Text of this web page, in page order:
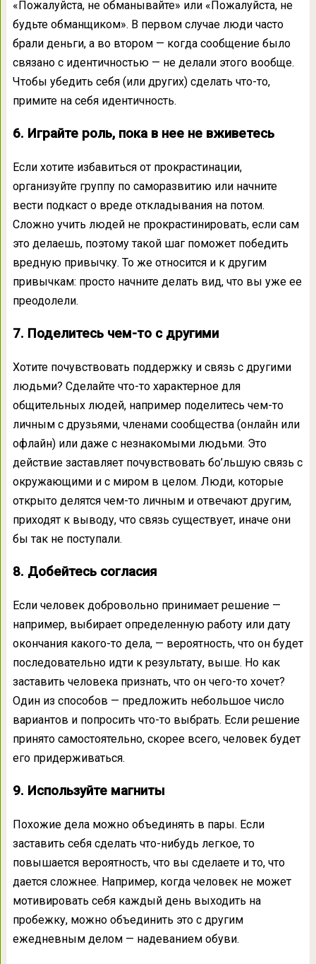
«Пожалуйста, не обманывайте» или «Пожалуйста, не
будьте обманщиком». В первом случае люди часто
брали деньги, а во втором — когда сообщение было
связано с идентичностью — не делали этого вообще.
Чтобы убедить себя (или других) сделать что-то,
примите на себя идентичность.
6. Играйте роль, пока в нее не вживетесь
Если хотите избавиться от прокрастинации,
организуйте группу по саморазвитию или начните
вести подкаст о вреде откладывания на потом.
Сложно учить людей не прокрастинировать, если сам
это делаешь, поэтому такой шаг поможет победить
вредную привычку. То же относится и к другим
привычкам: просто начните делать вид, что вы уже ее
преодолели.
7. Поделитесь чем-то с другими
Хотите почувствовать поддержку и связь с другими
людьми? Сделайте что-то характерное для
общительных людей, например поделитесь чем-то
личным с друзьями, членами сообщества (онлайн или
офлайн) или даже с незнакомыми людьми. Это
действие заставляет почувствовать бо’льшую связь с
окружающими и с миром в целом. Люди, которые
открыто делятся чем-то личным и отвечают другим,
приходят к выводу, что связь существует, иначе они
бы так не поступали.
8. Добейтесь согласия
Если человек добровольно принимает решение —
например, выбирает определенную работу или дату
окончания какого-то дела, — вероятность, что он будет
последовательно идти к результату, выше. Но как
заставить человека признать, что он чего-то хочет?
Один из способов — предложить небольшое число
вариантов и попросить что-то выбрать. Если решение
принято самостоятельно, скорее всего, человек будет
его придерживаться.
9. Используйте магниты
Похожие дела можно объединять в пары. Если
заставить себя сделать что-нибудь легкое, то
повышается вероятность, что вы сделаете и то, что
дается сложнее. Например, когда человек не может
мотивировать себя каждый день выходить на
пробежку, можно объединить это с другим
ежедневным делом — надеванием обуви.